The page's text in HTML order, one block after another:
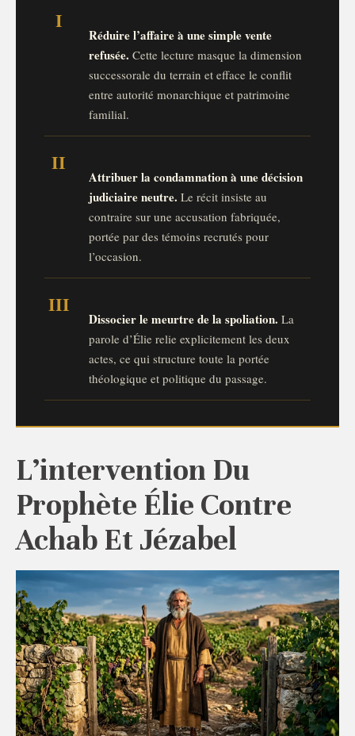
I
Réduire l’affaire à une simple vente
refusée. Cette lecture masque la dimension
successorale du terrain et efface le conflit
entre autorité monarchique et patrimoine
familial.
II
Attribuer la condamnation à une décision
judiciaire neutre. Le récit insiste au
contraire sur une accusation fabriquée,
portée par des témoins recrutés pour
l’occasion.
III
Dissocier le meurtre de la spoliation. La
parole d’Élie relie explicitement les deux
actes, ce qui structure toute la portée
théologique et politique du passage.
L’intervention Du
Prophète Élie Contre
Achab Et Jézabel